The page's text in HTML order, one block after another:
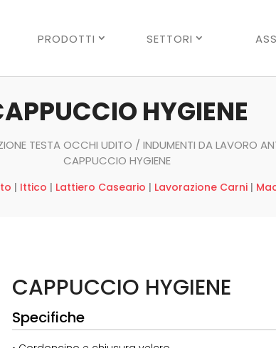
PRODOTTI SETTORI
HYGIENE
TESTA OCCHI UDITO / INDUMENTI DA LAVORO
CAPPUCCIO HYGIENE
| Ittico | Lattiero Caseario | Lavorazione Carni|
CAPPUCCIO HYGIENE
Specifiche